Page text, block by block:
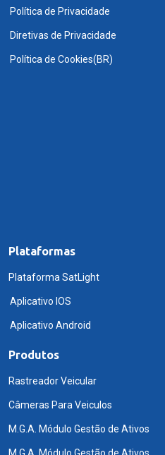
Política de Privacidade
Diretivas de Privacidade
Política de Cookies(BR)
Plataformas
Plataforma SatLight
Aplicativo IOS
Aplicativo Android
Produtos
Rastreador Veicular
Câmeras Para Veiculos
M.G.A. Módulo Gestão de Ativos